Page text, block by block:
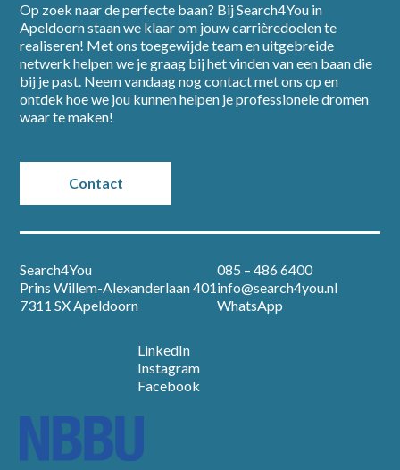
Op zoek naar de perfecte baan? Bij Search4You in
Apeldoorn staan we klaar om jouw carrièredoelen te
realiseren! Met ons toegewijde team en uitgebreide
netwerk helpen we je graag bij het vinden van een baan die
bij je past. Neem vandaag nog contact met ons op en
ontdek hoe we jou kunnen helpen je professionele dromen
waar te maken!
Contact
Search4You
Prins Willem-Alexanderlaan 401
7311 SX Apeldoorn
085 – 486 6400
info@search4you.nl
WhatsApp
LinkedIn
Instagram
Facebook